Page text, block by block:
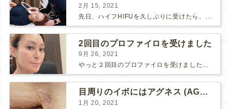
2月 15, 2021
2回目のプロファイロを受けました
9月 26, 2021
やっと２回目のプロファイロを受けました。 ↑ 写真はプロファイロ翌日です。 この距離の写真では凹凸は映らないですし、 実物も、首がよく見ると凹凸が残っている位で、 それも３日で...
目周りのイボにはアグネス (AGNES）が効く！（ほぼ）ノーダウンタイムのイボ治療
1月 20, 2021